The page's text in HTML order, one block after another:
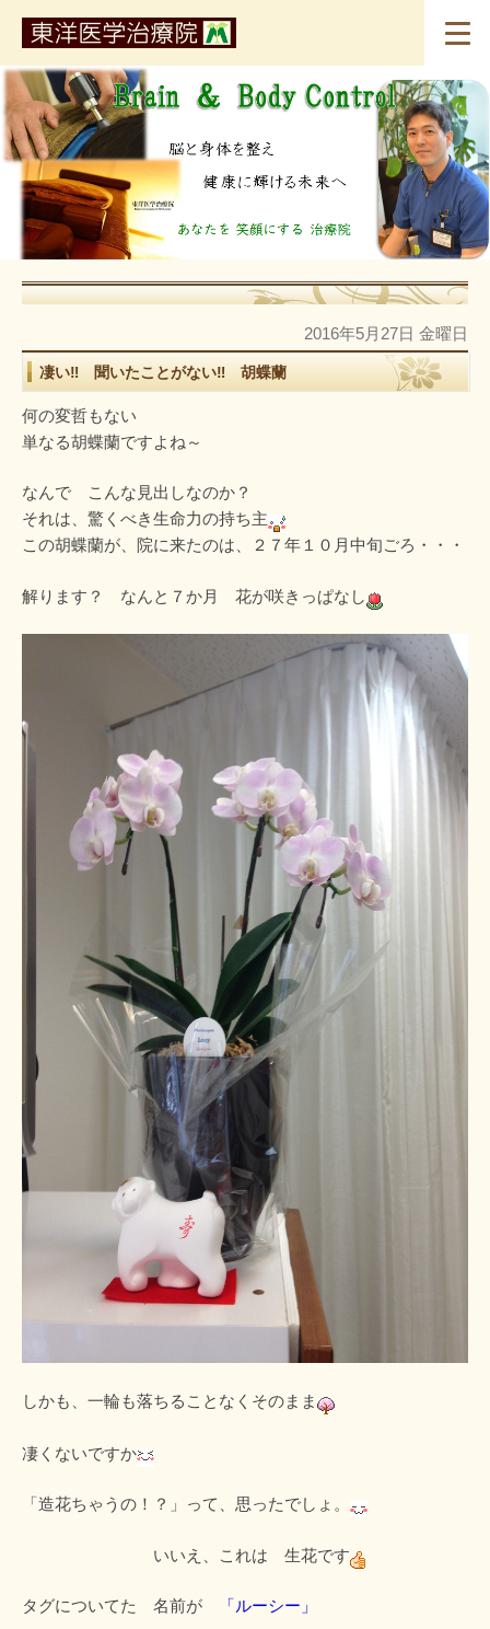
2016年5月27日 金曜日
凄い‼ 聞いたことがない‼ 胡蝶蘭
何の変哲もない
単なる胡蝶蘭ですよね～
なんで こんな見出しなのか？
それは、驚くべき生命力の持ち主
この胡蝶蘭が、院に来たのは、２７年１０月中旬ごろ・・・
解ります？ なんと７か月 花が咲きっぱなし
しかも、一輪も落ちることなくそのまま
凄くないですか
「造花ちゃうの！？」って、思ったでしょ。
いいえ、これは 生花です
タグについてた 名前が 「ルーシー」